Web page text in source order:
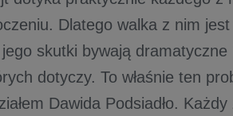
Dlatego walka z nim
skutki bywają
dotyczy. To właśnie ten
Dawida Podsiadło.